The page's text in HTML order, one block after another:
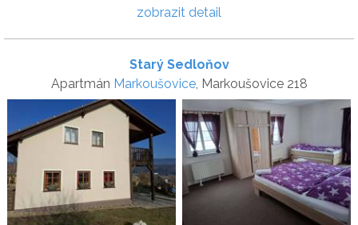
zobrazit detail
Starý Sedloňov
Apartmán Markoušovice, Markoušovice 218